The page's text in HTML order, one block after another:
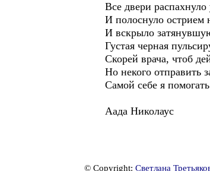
Все двери распахнуло
И полоснуло острием
И вскрыло
Густая черная
Скорей врача, чтоб
Но некого отправить
Самой себе я
Аада Николаус
© Copyright: Светлана